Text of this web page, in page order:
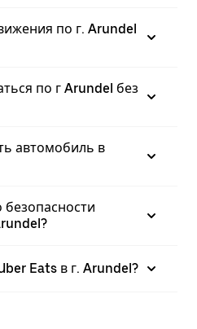
по г. Arundel
по г Arundel без
автомобиль в
безопасности
Eats в г. Arundel?